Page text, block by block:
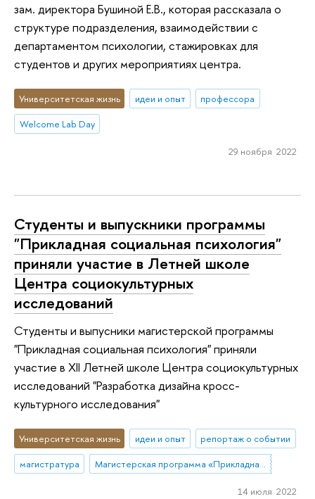
зам. директора Бушиной Е.В., которая рассказала о
структуре подразделения, взаимодействии с
департаментом психологии, стажировках для
студентов и других мероприятиях центра.
Университетская жизнь идеи и опыт
профессора
Welcome Lab Day
29 ноября 2022
Студенты и выпускники программы
"Прикладная социальная психология"
приняли участие в Летней школе
Центра социокультурных
исследований
Студенты и выпусники магистерской программы
"Прикладная социальная психология" приняли
участие в XII Летней школе Центра социокультурных
исследований "Разработка дизайна кросс-
культурного исследования"
Университетская жизнь идеи и опыт
репортаж о событии
магистратура
Магистерская программа «Прикладная социальная психология»
14 июля 2022